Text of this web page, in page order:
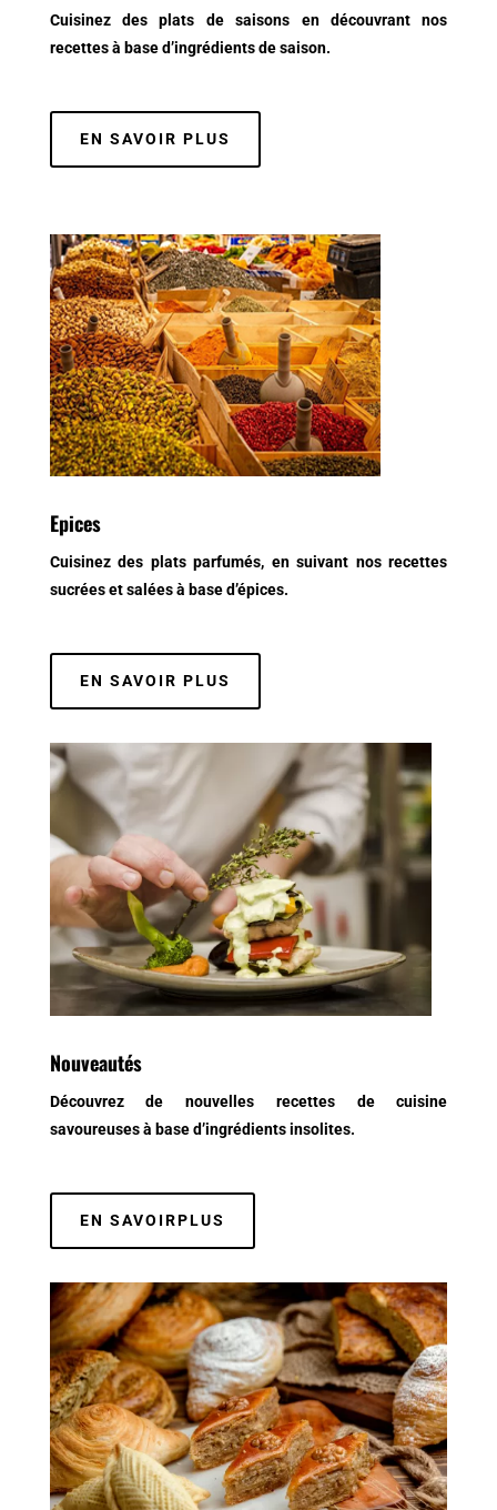
Cuisinez des plats de saisons en découvrant nos
recettes à base d’ingrédients de saison.
EN SAVOIR PLUS
Epices
Cuisinez des plats parfumés, en suivant nos recettes
sucrées et salées à base d’épices.
EN SAVOIR PLUS
Nouveautés
Découvrez de nouvelles recettes de cuisine
savoureuses à base d’ingrédients insolites.
EN SAVOIRPLUS